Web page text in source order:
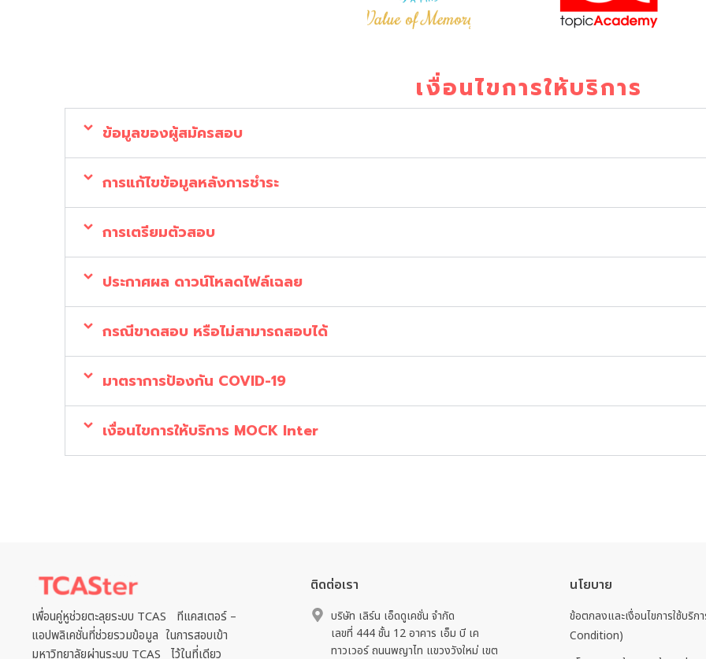
เงื่อนไขการให้บริการ
ข้อมูลของผู้สมัครสอบ
1. ข้อมูลของผู้สมัครสอบ
– ชื่อ-นามสกุล สะกดตรงตามบัตรประชาชน
– เลขบัตรประชาชน ต้องเป็นของผู้เข้าสอบเท่านั้น
3. ชำระค่าสมัครในเวลาที่กำหนด หากเกินเวลารายการจะถูกยกเลิกอัตโนมัติ ต้องทำการสมัครใหม่
– หลังชำระแล้ว ไม่ต้องส่งหลักฐานชำระ เนื่องจากเป็นระบบอัตโนมัติ สามารถเข้าไปเช็กสถานะได้ ในปุ่ม “ตร
– เมื่อทำการชำระแล้ว ไม่สามารถขอเงินคืนได้ทุกกรณี
การแก้ไขข้อมูลหลังการชำระ
การเตรียมตัวสอบ
มาตราการป้องกัน COVID-19
เงื่อนไขการให้บริการ MOCK Inter